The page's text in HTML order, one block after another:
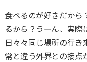
食べるのが好きだから
るから？うーん、実際
日々々同じ場所の行き
常と違う外界との接点